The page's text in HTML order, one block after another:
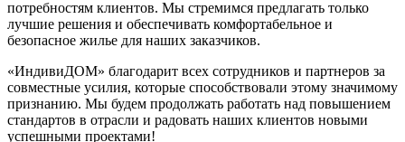
потребностям клиентов. Мы стремимся предлагать только
лучшие решения и обеспечивать комфортабельное и
безопасное жилье для наших заказчиков.
«ИндивиДОМ» благодарит всех сотрудников и партнеров за
совместные усилия, которые способствовали этому значимому
признанию. Мы будем продолжать работать над повышением
стандартов в отрасли и радовать наших клиентов новыми
успешными проектами!